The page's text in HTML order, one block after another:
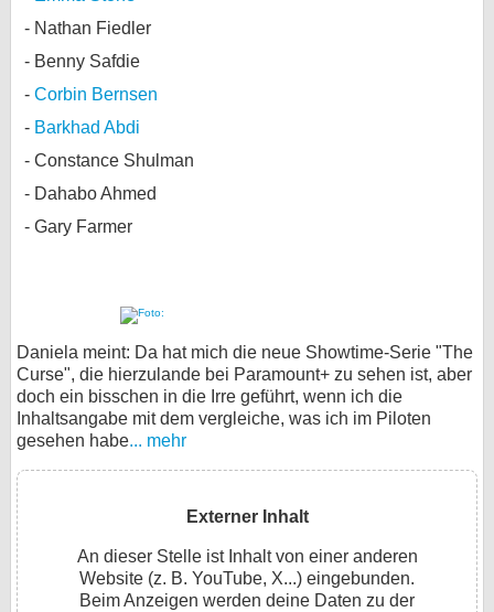
Nathan Fiedler
Benny Safdie
Corbin Bernsen
Barkhad Abdi
Constance Shulman
Dahabo Ahmed
Gary Farmer
Daniela meint: Da hat mich die neue Showtime-Serie "The
Curse", die hierzulande bei Paramount+ zu sehen ist, aber
doch ein bisschen in die Irre geführt, wenn ich die
Inhaltsangabe mit dem vergleiche, was ich im Piloten
gesehen habe... mehr
Externer Inhalt
An dieser Stelle ist Inhalt von einer anderen
Website (z. B. YouTube, X...) eingebunden.
Beim Anzeigen werden deine Daten zu der